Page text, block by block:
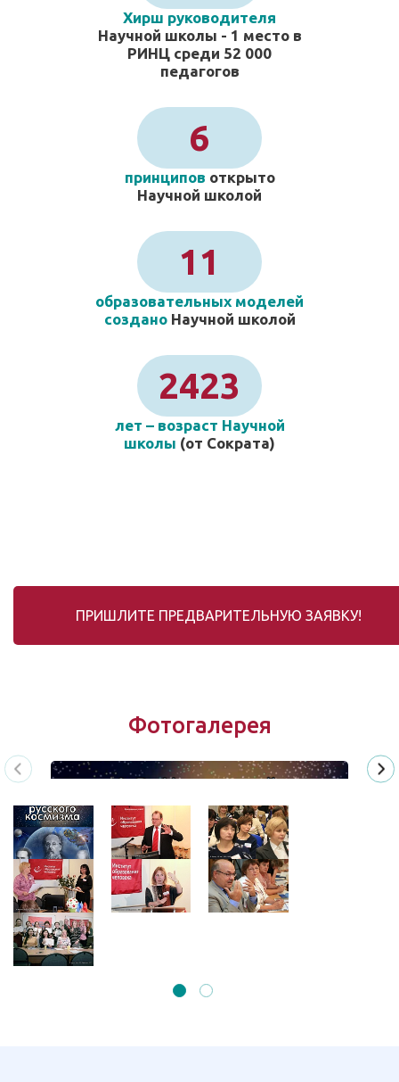
Хирш руководителя
Научной школы - 1 место в
РИНЦ среди 52 000
педагогов
6
принципов открыто
Научной школой
11
образовательных моделей
создано Научной школой
2423
лет – возраст Научной
школы (от Сократа)
ПРИШЛИТЕ ПРЕДВАРИТЕЛЬНУЮ ЗАЯВКУ!
Фотогалерея